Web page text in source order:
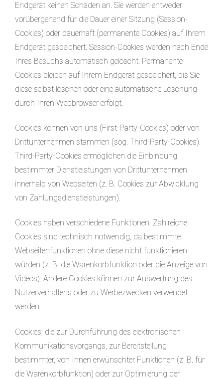
Endgerät keinen Schaden an. Sie werden entweder
vorübergehend für die Dauer einer Sitzung (Session-
Cookies) oder dauerhaft (permanente Cookies) auf Ihrem
Endgerät gespeichert. Session-Cookies werden nach Ende
Ihres Besuchs automatisch gelöscht. Permanente
Cookies bleiben auf Ihrem Endgerät gespeichert, bis Sie
diese selbst löschen oder eine automatische Löschung
durch Ihren Webbrowser erfolgt.
Cookies können von uns (First-Party-Cookies) oder von
Drittunternehmen stammen (sog. Third-Party-Cookies).
Third-Party-Cookies ermöglichen die Einbindung
bestimmter Dienstleistungen von Drittunternehmen
innerhalb von Webseiten (z. B. Cookies zur Abwicklung
von Zahlungsdienstleistungen).
Cookies haben verschiedene Funktionen. Zahlreiche
Cookies sind technisch notwendig, da bestimmte
Webseitenfunktionen ohne diese nicht funktionieren
würden (z. B. die Warenkorbfunktion oder die Anzeige von
Videos). Andere Cookies können zur Auswertung des
Nutzerverhaltens oder zu Werbezwecken verwendet
werden.
Cookies, die zur Durchführung des elektronischen
Kommunikationsvorgangs, zur Bereitstellung
bestimmter, von Ihnen erwünschter Funktionen (z. B. für
die Warenkorbfunktion) oder zur Optimierung der